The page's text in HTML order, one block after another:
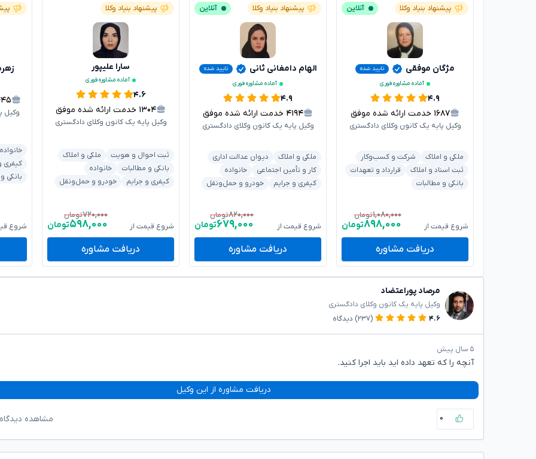
پیشنهاد بنیاد وکلا آنلاین
مژگان موفقی
تایید شده
آماده مشاوره فوری
۴.۹
۱۶۸۷ خدمت ارائه شده موفق
وکیل پایه یک کانون وکلای دادگستری
ملکی و املاک
شرکت و کسب‌وکار
ثبت اسناد و املاک
قرارداد و تعهدات
بانکی و مطالبات
شروع قیمت از
۱,۰۸۰,۰۰۰تومان
۸۹۸,۰۰۰تومان
دریافت مشاوره
پیشنهاد بنیاد وکلا آنلاین
الهام دامغانی ثانی
تایید شده
آماده مشاوره فوری
۴.۹
۴۱۹۴ خدمت ارائه شده موفق
وکیل پایه یک کانون وکلای دادگستری
ملکی و املاک
دیوان عدالت اداری
کار و تأمین اجتماعی
خانواده
کیفری و جرایم
خودرو و حمل‌ونقل
شروع قیمت از
۸۲۰,۰۰۰تومان
۶۷۹,۰۰۰تومان
دریافت مشاوره
پیشنهاد بنیاد وکلا
سارا علیپور
آماده مشاوره فوری
۴.۶
۱۳۰۴ خدمت ارائه شده موفق
وکیل پایه یک کانون وکلای دادگستری
ثبت احوال و هویت
ملکی و املاک
بانکی و مطالبات
خانواده
کیفری و جرایم
خودرو و حمل‌ونقل
شروع قیمت از
۷۲۰,۰۰۰تومان
۵۹۸,۰۰۰تومان
دریافت مشاوره
وکیل
خانواده
کیفری
بانکی
شروع
مرصاد پوراعتضاد
وکیل پایه یک کانون وکلای دادگستری
۴.۶
(۲۳۷) دیدگاه
۵ سال پیش
آنچه را که تعهد داده اید باید اجرا کنید.
دریافت مشاوره از این وکیل
۰ مشاهده